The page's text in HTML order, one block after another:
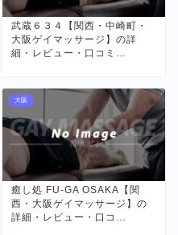
武蔵６３４【関西・中崎町・
大阪ゲイマッサージ】の詳
細・レビュー・口コミ…
大阪
癒し処 FU-GA OSAKA【関
西・大阪ゲイマッサージ】の
詳細・レビュー・口コ…